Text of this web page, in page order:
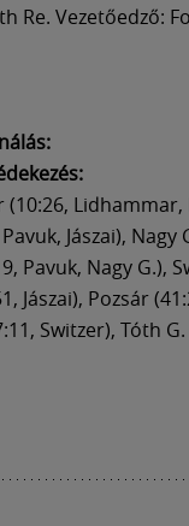
Re. Vezetőedző:
(10:26, Lidhammar,
Jászai), Nagy
Pavuk, Nagy G.),
Jászai), Pozsár
Switzer), Tóth